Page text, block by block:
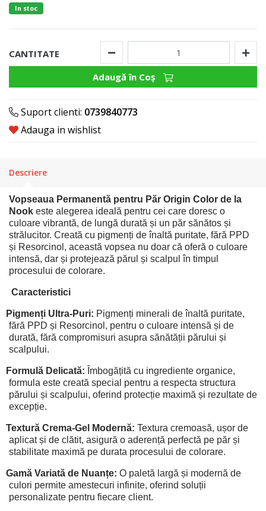
In stoc
CANTITATE
Adaugă în Coş
Suport clienti: 0739840773
Adauga in wishlist
Descriere
Vopseaua Permanentă pentru Păr Origin Color de la
Nook este alegerea ideală pentru cei care doresc o
culoare vibrantă, de lungă durată și un păr sănătos și
strălucitor. Creată cu pigmenți de înaltă puritate, fără PPD
și Resorcinol, această vopsea nu doar că oferă o culoare
intensă, dar și protejează părul și scalpul în timpul
procesului de colorare.
Caracteristici
Pigmenți Ultra-Puri: Pigmenți minerali de înaltă puritate,
fără PPD și Resorcinol, pentru o culoare intensă și de
durată, fără compromisuri asupra sănătății părului și
scalpului.
Formulă Delicată: Îmbogățită cu ingrediente organice,
formula este creată special pentru a respecta structura
părului și scalpului, oferind protecție maximă și rezultate de
excepție.
Textură Crema-Gel Modernă: Textura cremoasă, ușor de
aplicat și de clătit, asigură o aderență perfectă pe păr și
stabilitate maximă pe durata procesului de colorare.
Gamă Variată de Nuanțe: O paletă largă și modernă de
culori permite amestecuri infinite, oferind soluții
personalizate pentru fiecare client.